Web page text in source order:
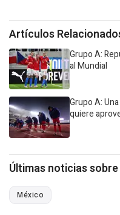
Artículos
Grupo A:
al Mundial
Grupo A:
quiere
Últimas noticias
México